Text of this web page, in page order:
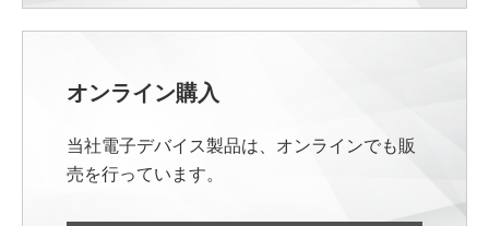
オンライン購入
当社電子デバイス製品は、オンラインでも販
売を行っています。